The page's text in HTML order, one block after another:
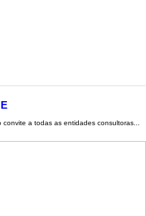
convite a todas as entidades consultoras...